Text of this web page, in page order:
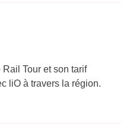
Tour et son tarif
liO à travers la région.